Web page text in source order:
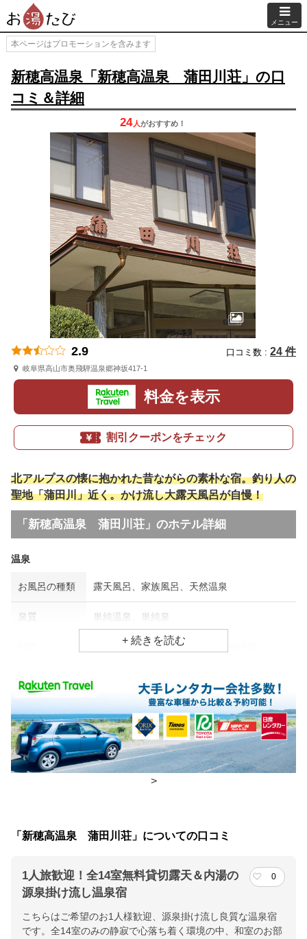
メニュー
本ページはプロモーションを含みます
新穂高温泉「新穂高温泉 蒲田川荘」の口
コミ＆詳細
24 人がおすすめ！
2.9 口コミ数 : 24 件
岐阜県高山市奥飛騨温泉郷神坂417-1
料金を表示
割引クーポンをチェック
北アルプスの懐に抱かれた昔ながらの素朴な宿。釣り人の
聖地「蒲田川」近く。かけ流し大露天風呂が自慢！
「新穂高温泉 蒲田川荘」のホテル詳細
温泉
お風呂の種類 露天風呂、家族風呂、天然温泉
泉質 単純温泉、単純泉
筋肉痛、疲労回復、リウマチ・神経病
食事場所
朝食 広間
夕食 広間
チェックイン・チェックアウト時間
チェックアウ
10:00
交通アクセス
徒歩１分
>
「新穂高温泉 蒲田川荘」についての口コミ
1人旅歓迎！全14室無料貸切露天＆内湯の
源泉掛け流し温泉宿
0
こちらはご希望のお1人様歓迎、源泉掛け流し良質な温泉宿
です。全14室のみの静寂で心落ち着く環境の中、和室のお部